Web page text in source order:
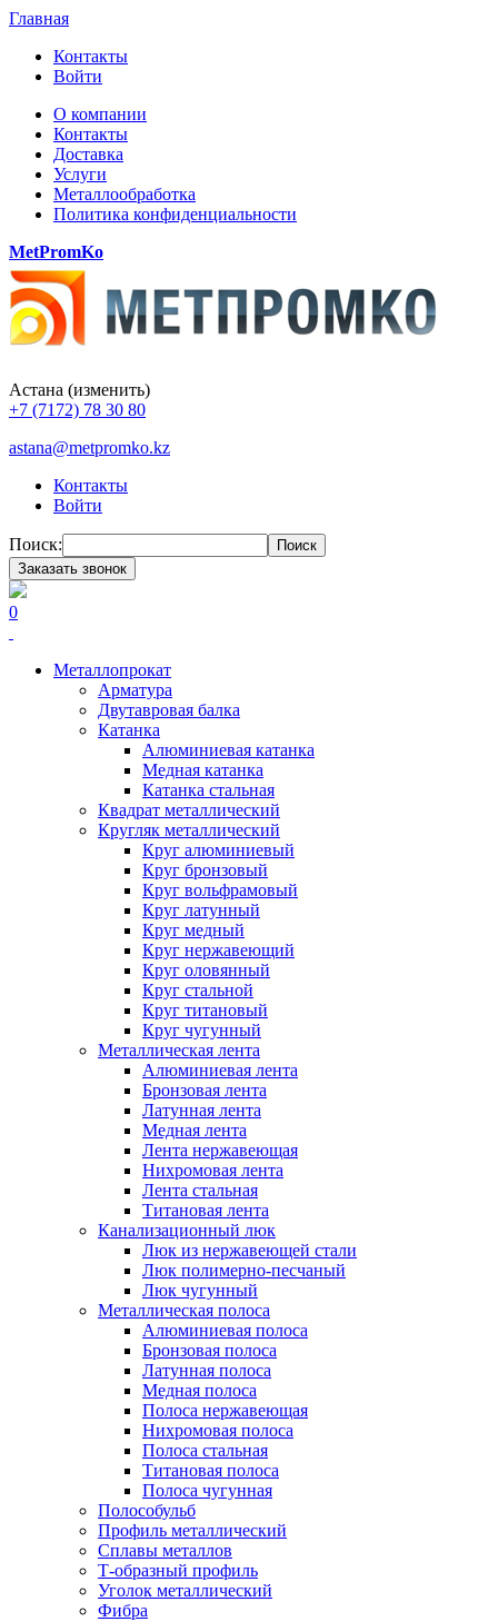
Главная
Контакты
Войти
О компании
Контакты
Доставка
Услуги
Металлообработка
Политика конфиденциальности
MetPromKo
Астана (изменить)
+7 (7172) 78 30 80
astana@metpromko.kz
Контакты
Войти
Поиск:
Поиск
Заказать звонок
0
Металлопрокат
Арматура
Двутавровая балка
Катанка
Алюминиевая катанка
Медная катанка
Катанка стальная
Квадрат металлический
Кругляк металлический
Круг алюминиевый
Круг бронзовый
Круг вольфрамовый
Круг латунный
Круг медный
Круг нержавеющий
Круг оловянный
Круг стальной
Круг титановый
Круг чугунный
Металлическая лента
Алюминиевая лента
Бронзовая лента
Латунная лента
Медная лента
Лента нержавеющая
Нихромовая лента
Лента стальная
Титановая лента
Канализационный люк
Люк из нержавеющей стали
Люк полимерно-песчаный
Люк чугунный
Металлическая полоса
Алюминиевая полоса
Бронзовая полоса
Латунная полоса
Медная полоса
Полоса нержавеющая
Нихромовая полоса
Полоса стальная
Титановая полоса
Полоса чугунная
Полособульб
Профиль металлический
Сплавы металлов
Т-образный профиль
Уголок металлический
Фибра